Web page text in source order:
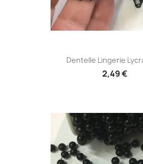
Dentelle Lingerie
2,49 €